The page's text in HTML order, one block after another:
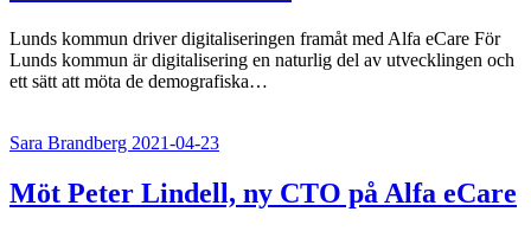
Lunds kommun driver digitaliseringen framåt med Alfa eCare För
Lunds kommun är digitalisering en naturlig del av utvecklingen och
ett sätt att möta de demografiska…
Sara Brandberg 2021-04-23
Möt Peter Lindell, ny CTO på Alfa eCare